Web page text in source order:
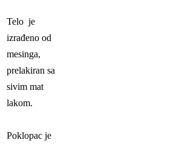
Telo je
izrađeno od
mesinga,
prelakiran sa
sivim mat
lakom.
Poklopac je